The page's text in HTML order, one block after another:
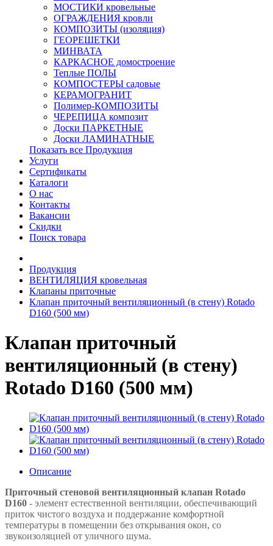
МОСТИКИ кровельные
ОГРАЖДЕНИЯ кровли
КОМПОЗИТЫ (изоляция)
ГЕОРЕШЕТКИ
МИНВАТА
КАРКАСНОЕ домостроение
Теплые ПОЛЫ
КОМПОСТЕРЫ садовые
КЕРАМОГРАНИТ
Полимер-КОМПОЗИТЫ
ЧЕРЕПИЦА композит
Доски ПАРКЕТНЫЕ
Доски ЛАМИНАТНЫЕ
Показать все Продукция
Услуги
Сертификаты
Каталоги
О нас
Контакты
Вакансии
Скидки
Поиск товара
Продукция
ВЕНТИЛЯЦИЯ кровельная
Клапаны приточные
Клапан приточный вентиляционный (в стену) Rotado
D160 (500 мм)
Клапан приточный
вентиляционный (в стену)
Rotado D160 (500 мм)
Описание
Приточный стеновой вентиляционный клапан Rotado
D160 - элемент естественной вентиляции, обеспечивающий
приток чистого воздуха и поддержание комфортной
температуры в помещении без открывания окон, со
звукоизоляцией от уличного шума.